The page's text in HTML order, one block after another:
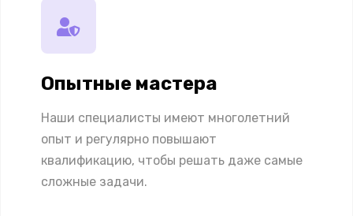
Опытные мастера
Наши специалисты имеют многолетний
опыт и регулярно повышают
квалификацию, чтобы решать даже самые
сложные задачи.